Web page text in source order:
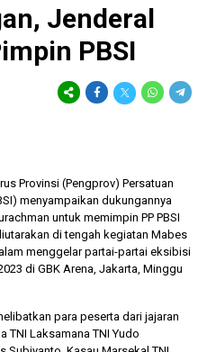
Jenderal
PBSI
Provinsi (Pengprov) Persatuan
menyampaikan dukungannya
untuk memimpin PP PBSI
di tengah kegiatan Mabes
menggelar partai-partai eksibisi
di GBK Arena, Jakarta, Minggu
para peserta dari jajaran
TNI Laksamana TNI Yudo
10 bulan lalu
Keputusan
Capres-